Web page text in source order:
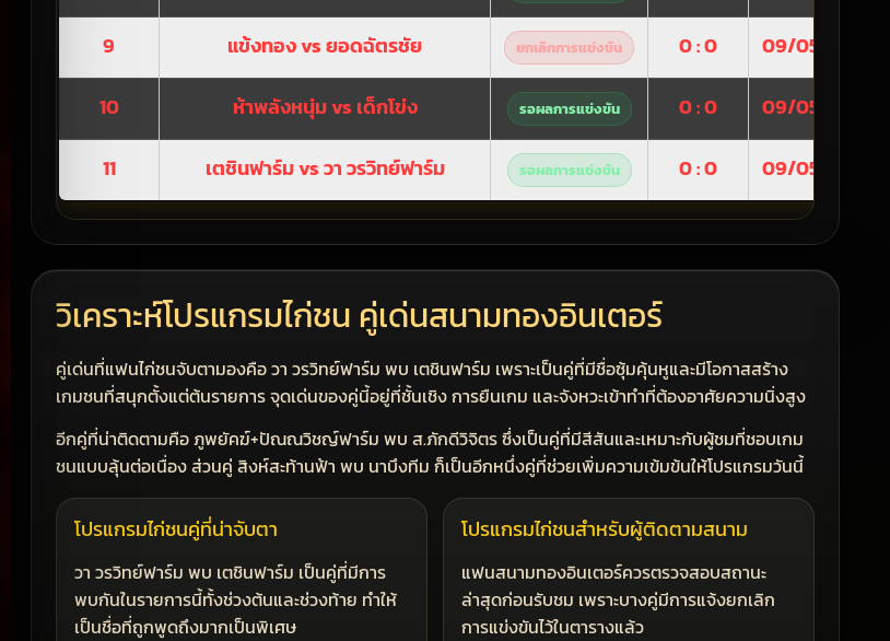
9 แข้งทอง vs ยอดฉัตรชัย ยกเลิกการแข่งขัน 0 : 0 09/05/2026
10 ห้าพลังหนุ่ม vs เด็กโข่ง รอผลการแข่งขัน 0 : 0 09/05/2026
11 เตชินฟาร์ม vs วา วรวิทย์ฟาร์ม รอผลการแข่งขัน 0 : 0 09/05/2026
วิเคราะห์โปรแกรมไก่ชน คู่เด่นสนามทองอินเตอร์
คู่เด่นที่แฟนไก่ชนจับตามองคือ วา วรวิทย์ฟาร์ม พบ เตชินฟาร์ม เพราะเป็นคู่ที่มีชื่อซุ้มคุ้นหูและมีโอกาสสร้าง
เกมชนที่สนุกตั้งแต่ต้นรายการ จุดเด่นของคู่นี้อยู่ที่ชั้นเชิง การยืนเกม และจังหวะเข้าทำที่ต้องอาศัยความนิ่งสูง
อีกคู่ที่น่าติดตามคือ ภูพยัคฆ์+ปัณณวิชญ์ฟาร์ม พบ ส.ภักดีวิจิตร ซึ่งเป็นคู่ที่มีสีสันและเหมาะกับผู้ชมที่ชอบเกม
ชนแบบลุ้นต่อเนื่อง ส่วนคู่ สิงห์สะท้านฟ้า พบ นาบึงทีม ก็เป็นอีกหนึ่งคู่ที่ช่วยเพิ่มความเข้มข้นให้โปรแกรมวันนี้
โปรแกรมไก่ชนคู่ที่น่าจับตา
วา วรวิทย์ฟาร์ม พบ เตชินฟาร์ม เป็นคู่ที่มีการ
พบกันในรายการนี้ทั้งช่วงต้นและช่วงท้าย ทำให้
เป็นชื่อที่ถูกพูดถึงมากเป็นพิเศษ
โปรแกรมไก่ชนสำหรับผู้ติดตามสนาม
แฟนสนามทองอินเตอร์ควรตรวจสอบสถานะ
ล่าสุดก่อนรับชม เพราะบางคู่มีการแจ้งยกเลิก
การแข่งขันไว้ในตารางแล้ว